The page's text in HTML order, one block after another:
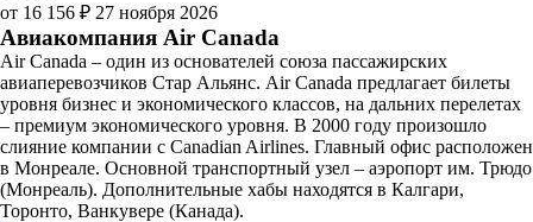
от 16 156 ₽ 27 ноября 2026
Авиакомпания Air Canada
Air Canada – один из основателей союза пассажирских
авиаперевозчиков Стар Альянс. Air Canada предлагает билеты
уровня бизнес и экономического классов, на дальних перелетах
– премиум экономического уровня. В 2000 году произошло
слияние компании с Canadian Airlines. Главный офис расположен
в Монреале. Основной транспортный узел – аэропорт им. Трюдо
(Монреаль). Дополнительные хабы находятся в Калгари,
Торонто, Ванкувере (Канада).